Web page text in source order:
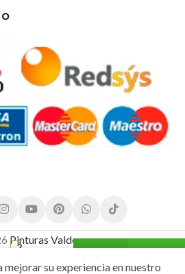
Pinturas Valderas
mejorar su experiencia en nuestro
2